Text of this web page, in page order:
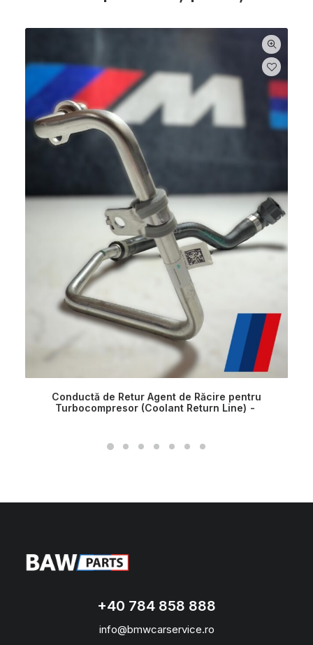
Conductă de Retur Agent de Răcire pentru
Turbocompresor (Coolant Return Line)
+40 784 858 888
info@bmwcarservice.ro